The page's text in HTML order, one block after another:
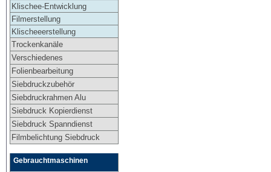
Klischee-Entwicklung
Filmerstellung
Klischeeerstellung
Trockenkanäle
Verschiedenes
Folienbearbeitung
Siebdruckzubehör
Siebdruckrahmen Alu
Siebdruck Kopierdienst
Siebdruck Spanndienst
Filmbelichtung Siebdruck
Gebrauchtmaschinen